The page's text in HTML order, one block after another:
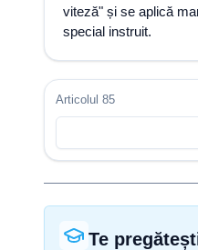
viteză" și se aplică
special instruit.
Articolul 85
Te